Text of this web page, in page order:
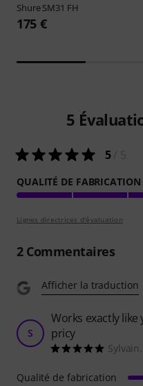
ShureSM31 FH
175 €
5
5/ 5
QUALITÉ DE FABRICATION
Lignes directrices d'évaluation
2Commentaires
Afficher la traduction
S
Works exactly
pricy
Qualité de fabrication